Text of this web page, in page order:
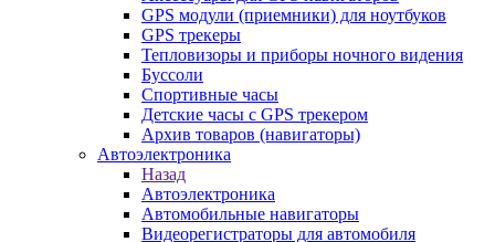
GPS модули (приемники) для ноутбуков
GPS трекеры
Тепловизоры и приборы ночного видения
Буссоли
Спортивные часы
Детские часы с GPS трекером
Архив товаров (навигаторы)
Автоэлектроника
Назад
Автоэлектроника
Автомобильные навигаторы
Видеорегистраторы для автомобиля